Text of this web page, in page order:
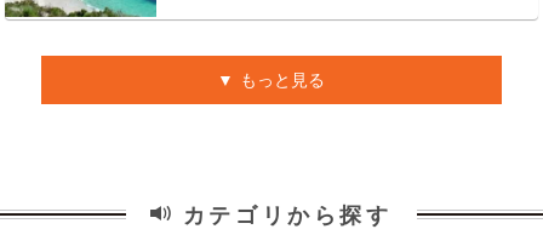
もっと見る
カテゴリから探す